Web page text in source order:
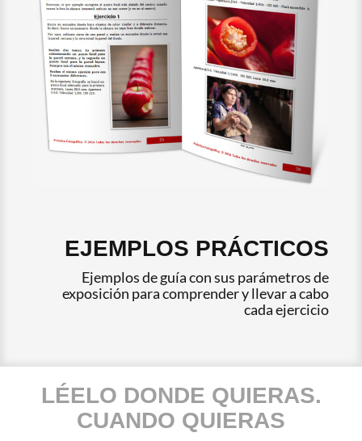
EJEMPLOS PRÁCTICOS
Ejemplos de guía con sus parámetros de
exposición para comprender y llevar a cabo
cada ejercicio
LÉELO DONDE QUIERAS.
CUANDO QUIERAS